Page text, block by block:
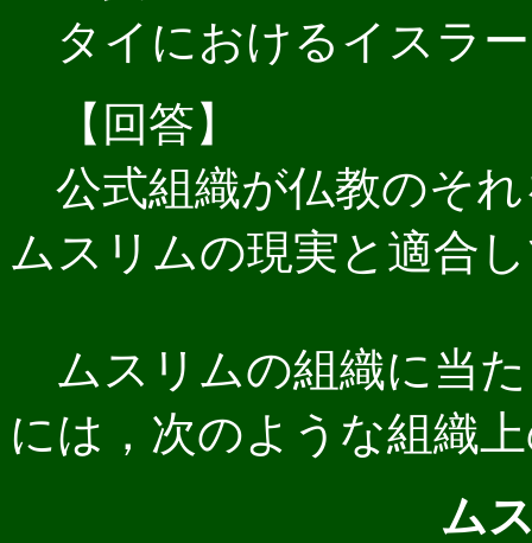
タイにおけるイスラ
【回答】
公式組織が仏教のそ
ムスリムの現実と適合
ムスリムの組織に当
には，次のような組織
ム